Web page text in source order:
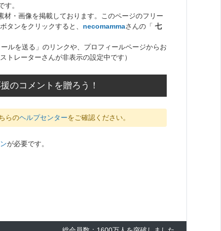
す。
・画像を掲載しております。このページのフリー
タンをクリックすると、 necomammaさんの「 七
ルを送る」のリンクや、プロフィールページからお
トレーターさんが非表示の設定中です）
のコメントを贈ろう！
らのヘルプセンターをご確認ください。
が必要です。